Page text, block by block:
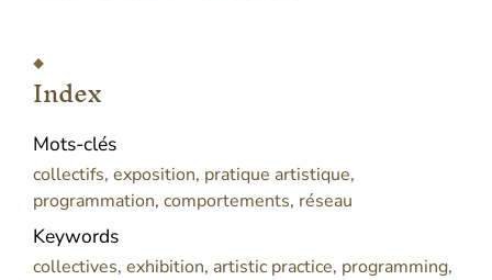
Index
Mots-clés
collectifs, exposition, pratique artistique,
programmation, comportements, réseau
Keywords
collectives, exhibition, artistic practice, programming,